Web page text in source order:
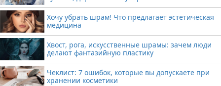
Хочу убрать шрам! Что предлагает эстетическая
медицина
Хвост, рога, искусственные шрамы: зачем люди
делают фантазийную пластику
Чеклист: 7 ошибок, которые вы допускаете при
хранении косметики